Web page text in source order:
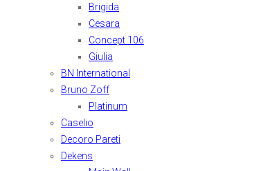
Brigida
Cesara
Concept 106
Giulia
BN International
Bruno Zoff
Platinum
Caselio
Decoro Pareti
Dekens